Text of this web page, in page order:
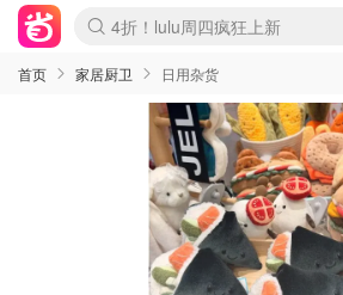
Boticinal 夏促开抢！
4折！lulu周四疯狂上新
速领！Stanley独家85折
Zalando 奥莱闪促！每日更新
首页 家居厨卫 日用杂货